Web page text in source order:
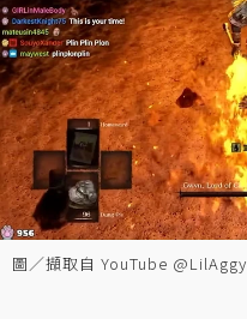
圖／擷取自 YouTube @LilAggy